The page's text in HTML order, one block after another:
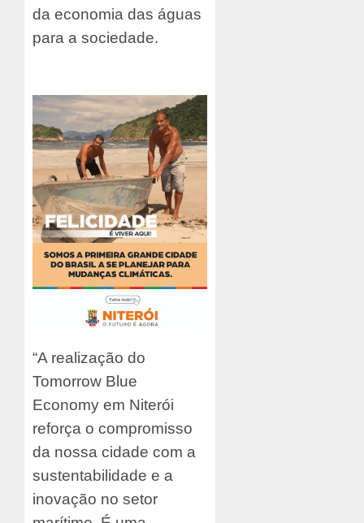
da economia das águas
para a sociedade.
“A realização do
Tomorrow Blue
Economy em Niterói
reforça o compromisso
da nossa cidade com a
sustentabilidade e a
inovação no setor